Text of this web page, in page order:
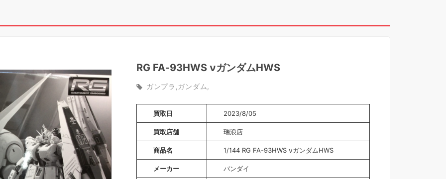
RG FA-93HWS νガンダムHWS
ガンプラ ガンダム
買取日 2023/8/05
買取店舗 瑞浪店
商品名 1/144 RG FA-93HWS νガンダムHWS
メーカー バンダイ